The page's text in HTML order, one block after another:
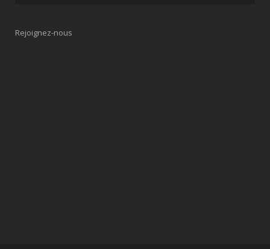
Rejoignez-nous